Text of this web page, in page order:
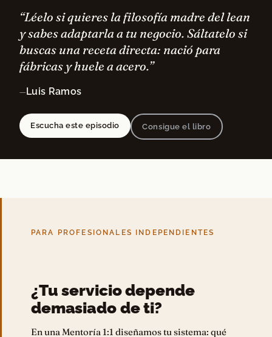
“Léelo si quieres la filosofía madre del lean
y sabes adaptarla a tu negocio. Sáltatelo si
buscas una receta directa: nació para
fábricas y huele a acero.”
— Luis Ramos
Escucha este episodio Consigue el libro
PARA PROFESIONALES INDEPENDIENTES
¿Tu servicio depende
demasiado de ti?
En una Mentoría 1:1 diseñamos tu sistema: qué